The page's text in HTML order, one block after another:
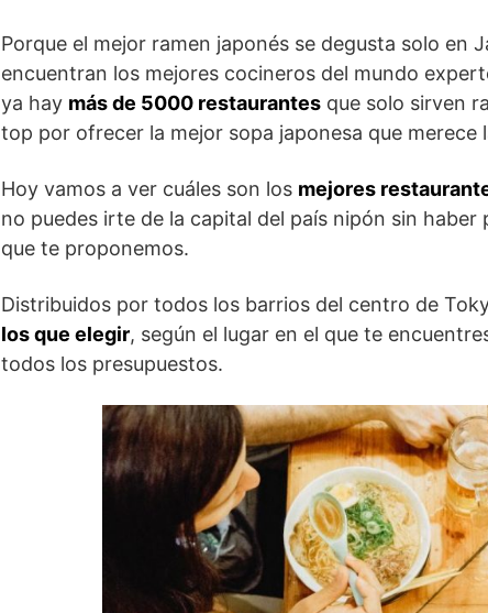
Porque el mejor ramen japonés se degusta solo en
encuentran los mejores cocineros del mundo
ya hay más de 5000 restaurantes que solo sirven
top por ofrecer la mejor sopa japonesa que merece
Hoy vamos a ver cuáles son los mejores
no puedes irte de la capital del país nipón sin
que te proponemos.
Distribuidos por todos los barrios del centro de
los que elegir, según el lugar en el que te
todos los presupuestos.